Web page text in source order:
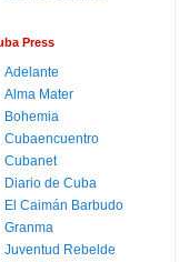
Press
Adelante
Alma Mater
Bohemia
Cubaencuentro
Cubanet
Diario de Cuba
El Caimán Barbudo
Granma
Juventud Rebelde